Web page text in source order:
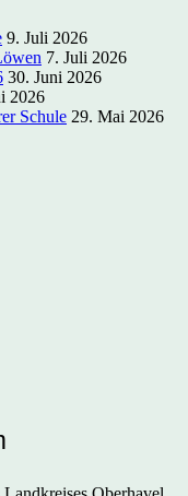
9. Juli 2026
7. Juli 2026
30. Juni 2026
2026
Schule 29. Mai 2026